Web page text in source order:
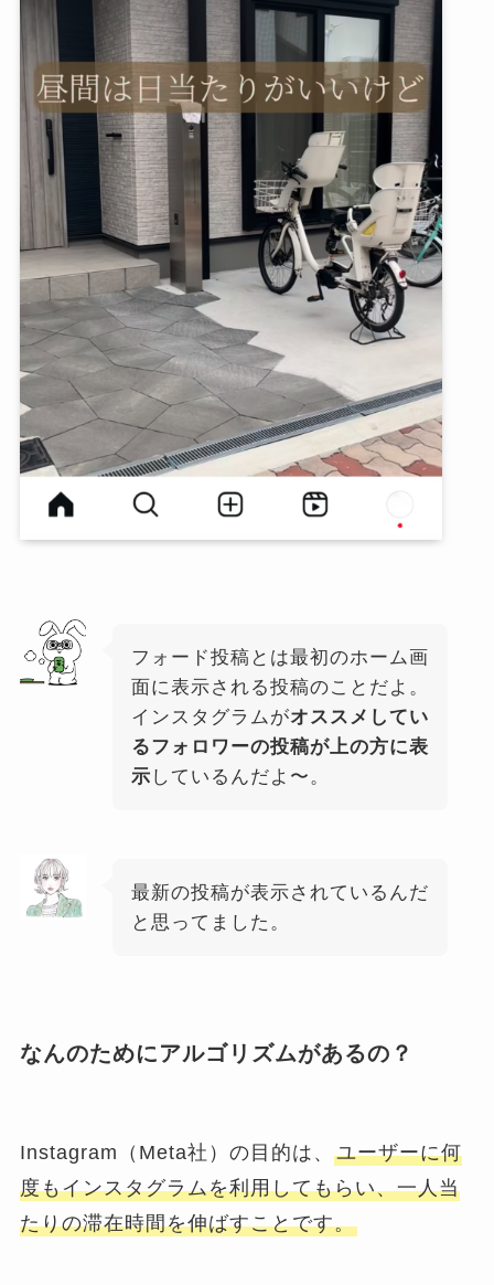
フォード投稿とは最初のホーム画
面に表示される投稿のことだよ。
インスタグラムがオススメしてい
るフォロワーの投稿が上の方に表
示 しているんだよ〜。
最新の投稿が表示されているんだ
と思ってました。
なんのためにアルゴリズムがあるの？
Instagram（Meta社）の目的は、 ユーザーに何
度もインスタグラムを利用してもらい、一人当
たりの滞在時間を伸ばすことです。